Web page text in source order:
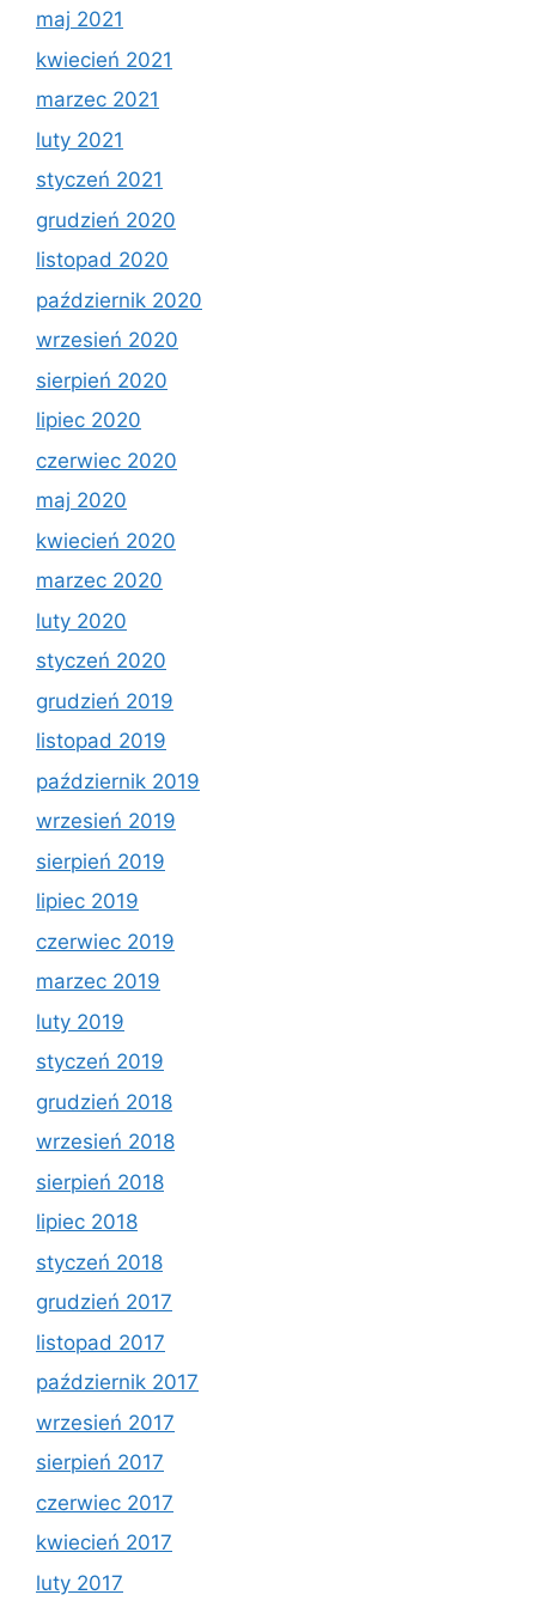
maj 2021
kwiecień 2021
marzec 2021
luty 2021
styczeń 2021
grudzień 2020
listopad 2020
październik 2020
wrzesień 2020
sierpień 2020
lipiec 2020
czerwiec 2020
maj 2020
kwiecień 2020
marzec 2020
luty 2020
styczeń 2020
grudzień 2019
listopad 2019
październik 2019
wrzesień 2019
sierpień 2019
lipiec 2019
czerwiec 2019
marzec 2019
luty 2019
styczeń 2019
grudzień 2018
wrzesień 2018
sierpień 2018
lipiec 2018
styczeń 2018
grudzień 2017
listopad 2017
październik 2017
wrzesień 2017
sierpień 2017
czerwiec 2017
kwiecień 2017
luty 2017